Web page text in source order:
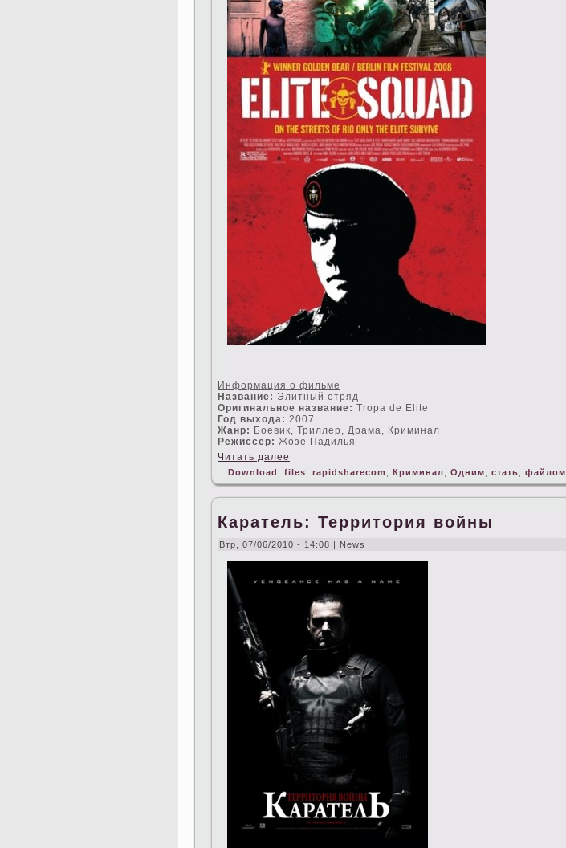
Информация о фильме
Название: Элитный отряд
Оригинальное название: Tropa de Elite
Год выхода: 2007
Жанр: Боевик, Триллер, Драма, Криминал
Режисceр: Жозе Падилья
Читать далее
Download files rapidsharecom Криминал Одним стать файлом
Каратель: Территория войны
Втр, 07/06/2010 - 14:08 | News